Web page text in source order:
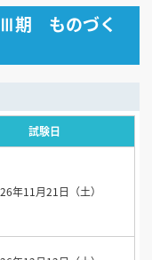
期 ものづく
試験日
年11月21日（土）